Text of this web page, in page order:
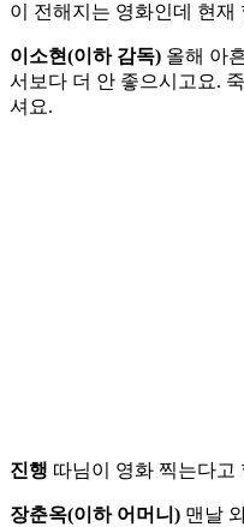
이 전해지는 영화인데 현재
이소현(이하 감독) 올해 아
서보다 더 안 좋으시고요.
셔요.
진행 따님이 영화 찍는다고
장춘옥(이하 어머니) 맨날